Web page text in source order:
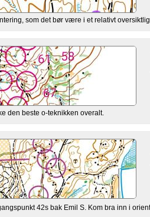
som det bør være i et relativt
den beste o-teknikken overalt.
42s bak Emil S. Kom bra inn i